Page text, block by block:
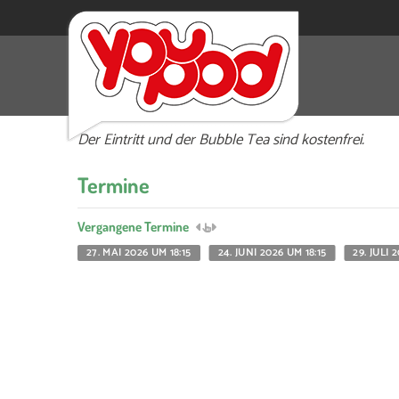
Immer am letzten Mittwoch des Monats
lädt junge Menschen von 13 bis 25 Jahre zur
Der Eintritt und der Bubble Tea sind kostenfrei.
Termine
Vergangene Termine
27. MAI 2026 UM 18:15
24. JUNI 2026 UM 18:15 29. JULI